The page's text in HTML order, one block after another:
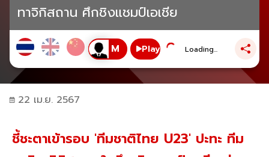
ทาจิกิสถาน ศึกชิงแชมป์เอเชีย
Play Loading...
22 เม.ย. 2567
ชี้ชะตาเข้ารอบ 'ทีมชาติไทย U23' ปะทะ ทีม